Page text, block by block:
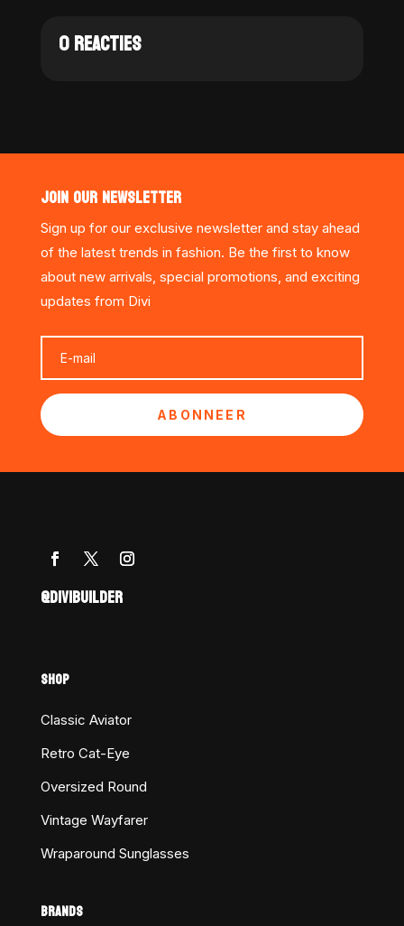
0 REACTIES
JOIN OUR NEWSLETTER
Sign up for our exclusive newsletter and stay ahead
of the latest trends in fashion. Be the first to know
about new arrivals, special promotions, and exciting
updates from Divi
ABONNEER
@DIVIBUILDER
SHOP
Classic Aviator
Retro Cat-Eye
Oversized Round
Vintage Wayfarer
Wraparound Sunglasses
BRANDS